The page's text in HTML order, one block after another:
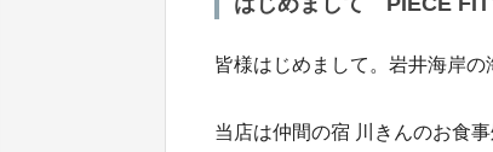
皆様はじめまして。岩井海岸の
当店は仲間の宿 川きんのお食